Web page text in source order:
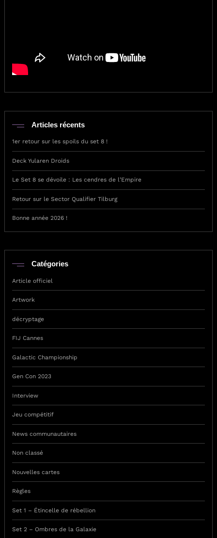
Articles récents
1er retour sur les spoils du set 8 !
Deck Yularen Droids
Le Set 8 se dévoile : Les cendres de l’Empire
Retour sur le Sector Qualifier Tilburg
Bonne année 2026 !
Catégories
Article officiel
Artwork
décryptage
FIJ Cannes
Galactic Championship
Gen Con 2023
Interview
Jeu compétitif
News communautaires
Non classé
Nouvelles cartes
Règles
Set 1 – Étincelle de rébellion
Set 2 – Ombres de la Galaxie